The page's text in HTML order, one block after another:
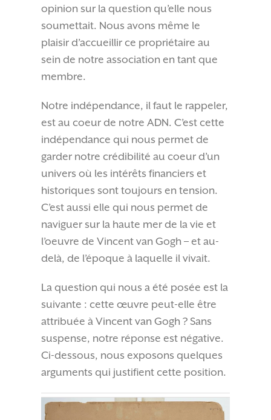
opinion sur la question qu’elle nous
soumettait. Nous avons même le
plaisir d’accueillir ce propriétaire au
sein de notre association en tant que
membre.
Notre indépendance, il faut le rappeler,
est au coeur de notre ADN. C’est cette
indépendance qui nous permet de
garder notre crédibilité au coeur d’un
univers où les intérêts financiers et
historiques sont toujours en tension.
C’est aussi elle qui nous permet de
naviguer sur la haute mer de la vie et
l’oeuvre de Vincent van Gogh – et au-
delà, de l’époque à laquelle il vivait.
La question qui nous a été posée est la
suivante : cette œuvre peut-elle être
attribuée à Vincent van Gogh ? Sans
suspense, notre réponse est négative.
Ci-dessous, nous exposons quelques
arguments qui justifient cette position.